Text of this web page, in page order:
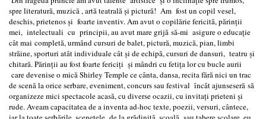
spre literatură, muzică , artă teatrală și pictură! Am fost un copil vesel,
deschis, prietenos și foarte inventiv. Am avut o copilărie fericită, părinții
mei, intelectuali cu principii, au avut mare grijă să-mi asigure o educație
cât mai completă, urmând cursuri de balet, pictură, muzică, pian, limbi
străine, sporturi atât individuale cât și de echipă, cursuri de dansuri, teatru și
chitară. Părinții au fost foarte fericiți și mândri cu fetița lor cu bucle aurii
care devenise o mică Shirley Temple ce cânta, dansa, recita fără nici un trac
de scenă la orice serbare, eveniment, concurs sau festival încât ajunseseră să
organizeze mici spectacole acasă, cu diverse ocazii, cu invitați prieteni și
rude. Aveam capacitatea de a inventa ad-hoc texte, poezii, versuri, cântece,